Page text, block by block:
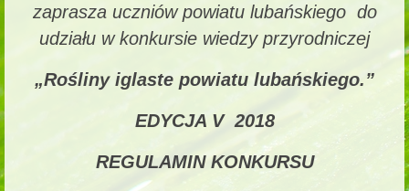
zaprasza uczniów powiatu lubańskiego do
udziału w konkursie wiedzy przyrodniczej
„Rośliny iglaste powiatu lubańskiego.”
EDYCJA V 2018
REGULAMIN KONKURSU